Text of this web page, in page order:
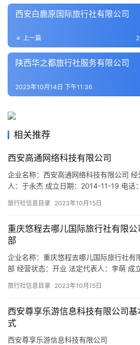
游
家
本
生
活
旅
游
城
市
西安白鹿原国际旅行社有限公司
上一篇
陕西华之都旅行社服务有限公司
2023年10月14日 下午11:36
相关推荐
西安高通网络科技有限公司
企业名称：西安高通网络科技有限公司
人：于永杰 成立日期：2014-11-19 电话
注册地址：陕西省西安市浐灞生态区矿山
工；体育场…
旅行社信息目录 2023年10月15日
重庆悠程去哪儿国际旅行社有限
部
企业名称：重庆悠程去哪儿国际旅行社有
部 经营状态：开业 法定代表人：李萌
码：91610135MA6UY0HQ1E 注册地址
客提供宣…
旅行社信息目录 2023年10月15日
西安尊享乐游信息科技有限公司
式
西安尊享乐游信息科技有限公司